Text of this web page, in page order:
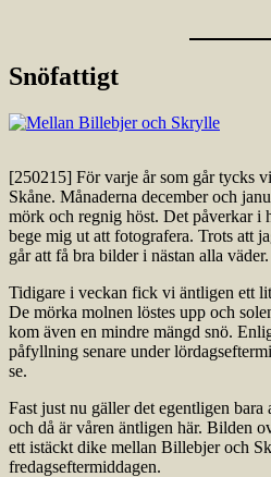
Snöfattigt
[250215] För varje år som går tycks
Skåne. Månaderna december och
mörk och regnig höst. Det påverkar i
bege mig ut att fotografera. Trots att
går att få bra bilder i nästan alla väder.
Tidigare i veckan fick vi äntligen ett
De mörka molnen löstes upp och
kom även en mindre mängd snö.
påfyllning senare under
se.
Fast just nu gäller det egentligen bara
och då är våren äntligen här. Bilden
ett istäckt dike mellan Billebjer och
fredagseftermiddagen.